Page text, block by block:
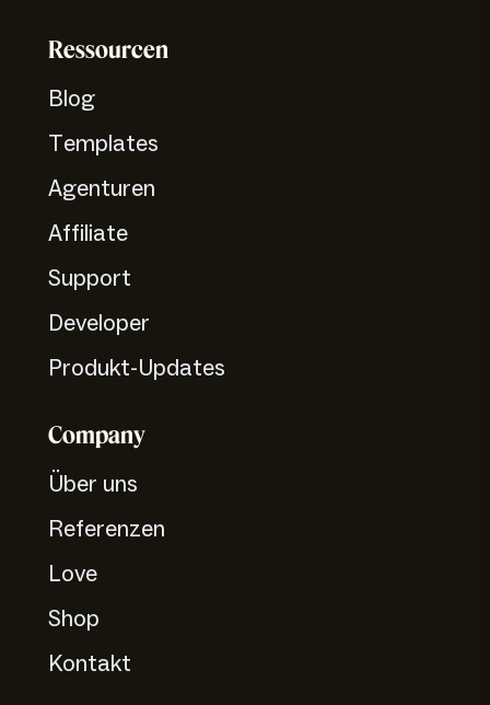
Ressourcen
Blog
Templates
Agenturen
Affiliate
Support
Developer
Produkt-Updates
Company
Über uns
Referenzen
Love
Shop
Kontakt